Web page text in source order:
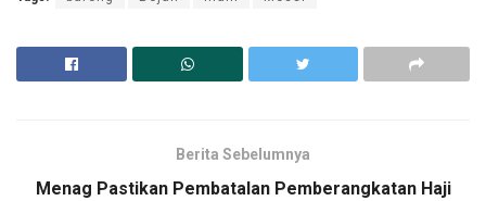
Berita Sebelumnya
Menag Pastikan Pembatalan Pemberangkatan Haji